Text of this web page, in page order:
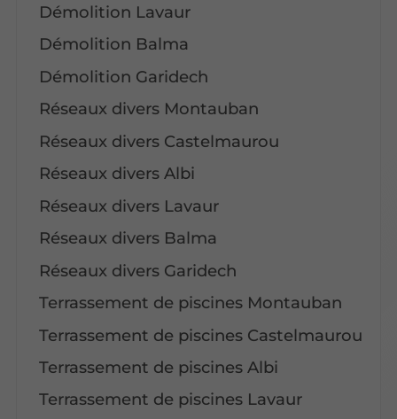
Démolition Lavaur
Démolition Balma
Démolition Garidech
Réseaux divers Montauban
Réseaux divers Castelmaurou
Réseaux divers Albi
Réseaux divers Lavaur
Réseaux divers Balma
Réseaux divers Garidech
Terrassement de piscines Montauban
Terrassement de piscines Castelmaurou
Terrassement de piscines Albi
Terrassement de piscines Lavaur